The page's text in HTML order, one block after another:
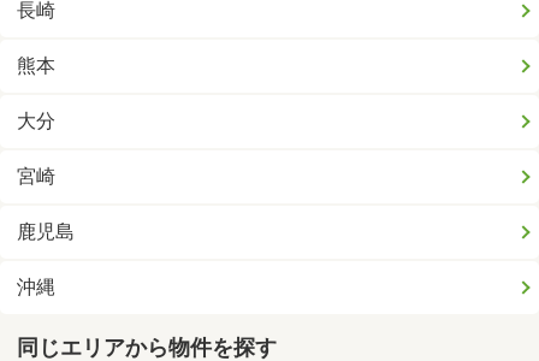
長崎
熊本
大分
宮崎
鹿児島
沖縄
同じエリアから物件を探す